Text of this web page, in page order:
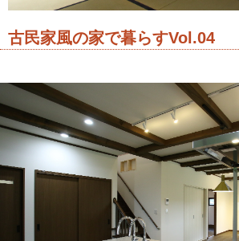
古民家風の家で暮らすVol.04